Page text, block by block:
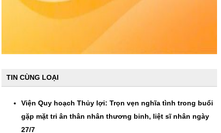
TIN CÙNG LOẠI
Viện Quy hoạch Thủy lợi: Trọn vẹn nghĩa tình trong buổi
gặp mặt tri ân thân nhân thương binh, liệt sĩ nhân ngày
27/7